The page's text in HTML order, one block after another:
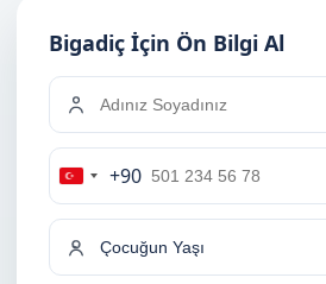
Bigadiç İçin Ön Bilgi Al
Turkey
+90
+90